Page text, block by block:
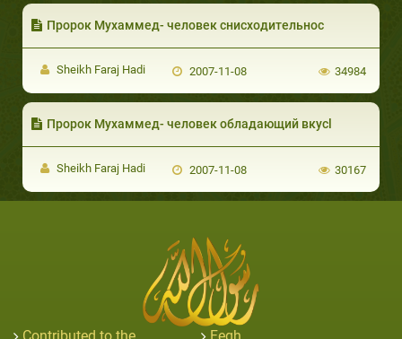
Пророк Мухаммед- человек снисходительнос
Sheikh Faraj Hadi 2007-11-08 34984
Пророк Мухаммед- человек обладающий вкусl
Sheikh Faraj Hadi 2007-11-08 30167
Contributed to the
Feqh